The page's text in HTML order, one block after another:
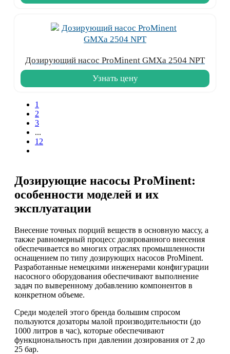
Дозирующий насос ProMinent GMXa 2504 NPT
Узнать цену
1
2
3
...
12
Дозирующие насосы ProMinent:
особенности моделей и их
эксплуатации
Внесение точных порций веществ в основную массу, а
также равномерный процесс дозированного внесения
обеспечивается во многих отраслях промышленности
оснащением по типу дозирующих насосов ProMinent.
Разработанные немецкими инженерами конфигурации
насосного оборудования обеспечивают выполнение
задач по выверенному добавлению компонентов в
конкретном объеме.
Среди моделей этого бренда большим спросом
пользуются дозаторы малой производительности (до
1000 литров в час), которые обеспечивают
функциональность при давлении дозирования от 2 до
25 бар.